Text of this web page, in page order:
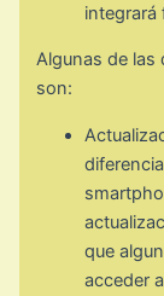
integrará
Algunas de las
son:
que
acceder